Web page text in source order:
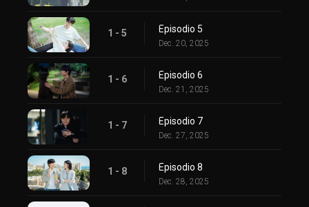
1 - 5 Episodio 5
Dec. 20, 2025
1 - 6 Episodio 6
Dec. 21, 2025
1 - 7 Episodio 7
Dec. 27, 2025
1 - 8 Episodio 8
Dec. 28, 2025